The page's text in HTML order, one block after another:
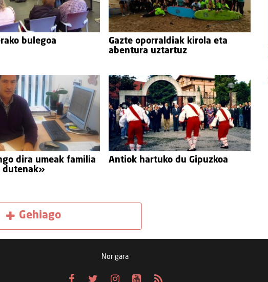
bulegoa
Gazte oporraldiak kirola eta
abentura uztartuz
dira umeak familia
dutenak»
Antiok hartuko du Gipuzkoa
Gehiago
Nor gara